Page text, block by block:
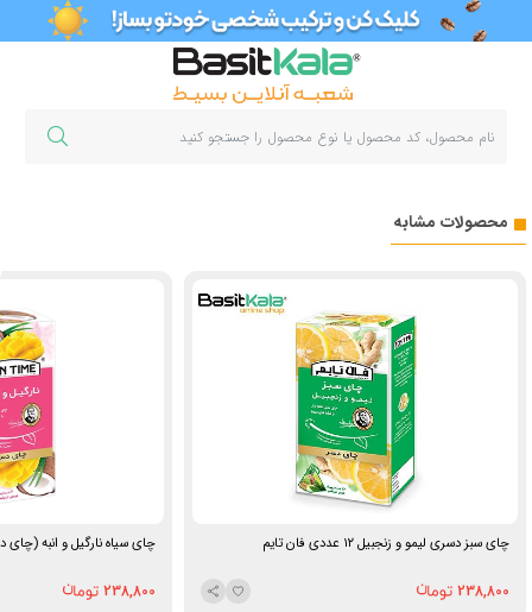
محصولات مشابه
چای سبز دسری لیمو و زنجبیل ۱۲ عددی فان تایم
238,800
چای سیاه نارگیل و انبه (چای دسر) ۱۲ عددی
238,800